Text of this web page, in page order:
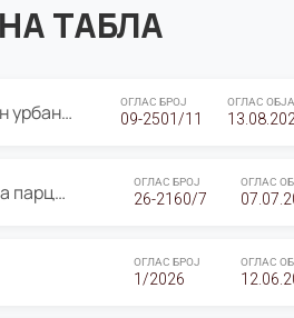
ТАБЛА
ЈАВНА ПРЕЗЕНТАЦИЈА И ЈАВНА АНКЕТА по Нацрт- Детален урбанистички план Градска четврт Ј 05- Барутана, Општина Центар- Скопје, плански период 2025-2030 ОГЛАС БРОЈ
09-2501/11
ОГЛАС
ОГЛАС за Јавно излагање на Проектна програма со план за парцелација за Урбанистички проект со план за парцелација за спојување на ГП 20.12 и ГП 20.37 од Изменување и дополнување на Детален урбанистички план Буњаковец 2, Општина Центар – Скопје ОГЛАС БРОЈ
26-2160/7
ОГЛАС
ОГЛАС БРОЈ
1/2026
ОГЛАС